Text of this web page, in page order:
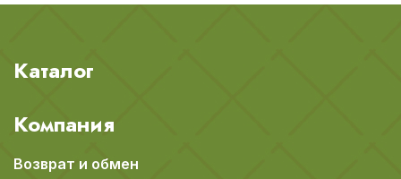
Каталог
Компания
Возврат и обмен